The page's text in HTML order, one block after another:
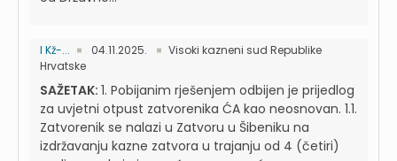
I Kž-... 04.11.2025.
Visoki kazneni sud Republike
Hrvatske
SAŽETAK: 1. Pobijanim rješenjem odbijen je prijedlog
za uvjetni otpust zatvorenika ĆA kao neosnovan. 1.1.
Zatvorenik se nalazi u Zatvoru u Šibeniku na
izdržavanju kazne zatvora u trajanju od 4 (četiri)